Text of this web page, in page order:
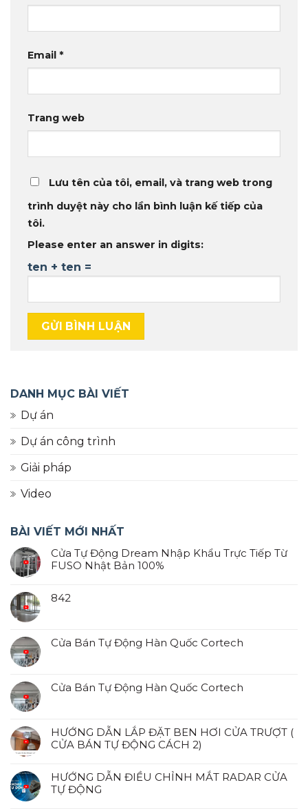
Email *
Trang web
Lưu tên của tôi, email, và trang web trong
trình duyệt này cho lần bình luận kế tiếp của
tôi.
Please enter an answer in digits:
ten + ten =
DANH MỤC BÀI VIẾT
Dự án
Dự án công trình
Giải pháp
Video
BÀI VIẾT MỚI NHẤT
Cửa Tự Động Dream Nhập Khẩu Trực Tiếp Từ
FUSO Nhật Bản 100%
842
Cửa Bán Tự Động Hàn Quốc Cortech
Cửa Bán Tự Động Hàn Quốc Cortech
HƯỚNG DẪN LẮP ĐẶT BEN HƠI CỬA TRƯỢT (
CỬA BÁN TỰ ĐỘNG CÁCH 2)
HƯỚNG DẪN ĐIỀU CHỈNH MẮT RADAR CỬA
TỰ ĐỘNG